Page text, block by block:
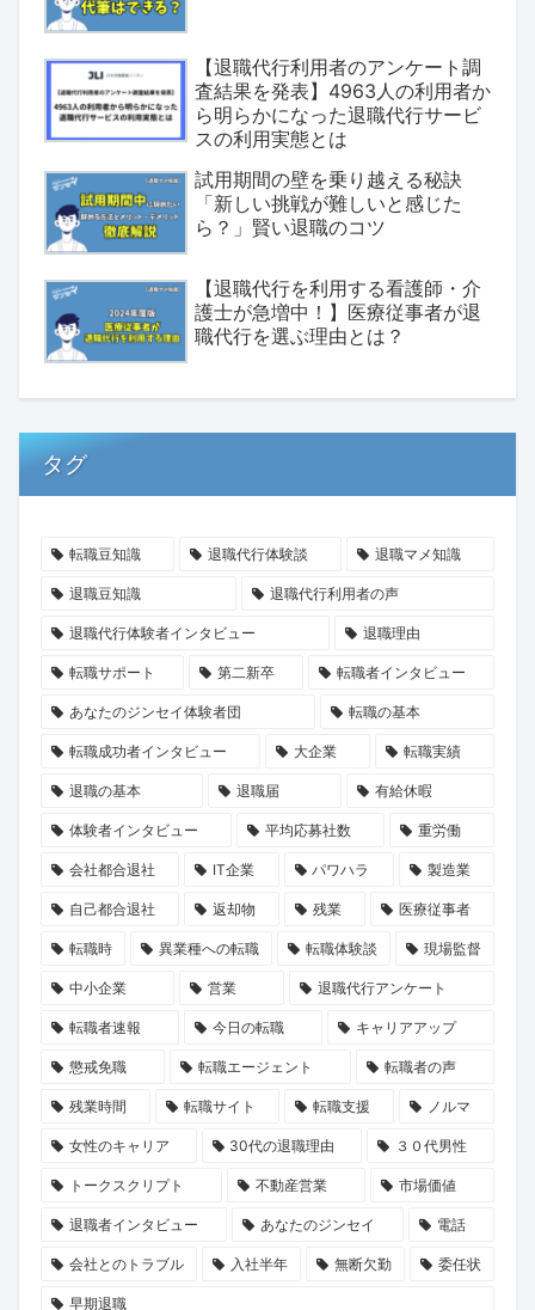
【退職代行利用者のアンケート調
査結果を発表】4963人の利用者か
ら明らかになった退職代行サービ
スの利用実態とは
試用期間の壁を乗り越える秘訣
「新しい挑戦が難しいと感じた
ら？」賢い退職のコツ
【退職代行を利用する看護師・介
護士が急増中！】医療従事者が退
職代行を選ぶ理由とは？
タグ
転職豆知識 退職代行体験談 退職マメ知識
退職豆知識 退職代行利用者の声
退職代行体験者インタビュー 退職理由
転職サポート 第二新卒 転職者インタビュー
あなたのジンセイ体験者団 転職の基本
転職成功者インタビュー 大企業 転職実績
退職の基本 退職届 有給休暇
体験者インタビュー 平均応募社数 重労働
会社都合退社 IT企業 パワハラ 製造業
自己都合退社 返却物 残業 医療従事者
転職時 異業種への転職 転職体験談 現場監督
中小企業 営業 退職代行アンケート
転職者速報 今日の転職 キャリアアップ
懲戒免職 転職エージェント 転職者の声
残業時間 転職サイト 転職支援 ノルマ
女性のキャリア 30代の退職理由 ３０代男性
トークスクリプト 不動産営業 市場価値
退職者インタビュー あなたのジンセイ 電話
会社とのトラブル 入社半年 無断欠勤 委任状
早期退職